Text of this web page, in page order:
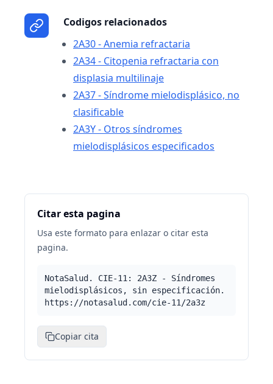
Codigos relacionados
2A30 - Anemia refractaria
2A34 - Citopenia refractaria con
displasia multilinaje
2A37 - Síndrome mielodisplásico, no
clasificable
2A3Y - Otros síndromes
mielodisplásicos especificados
Citar esta pagina
Usa este formato para enlazar o citar esta
pagina.
NotaSalud. CIE-11: 2A3Z - Síndromes
mielodisplásicos, sin especificación.
https://notasalud.com/cie-11/2a3z
Copiar cita